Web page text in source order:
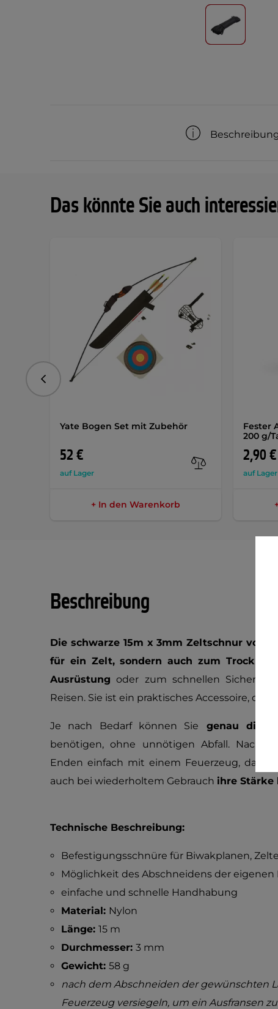
Das könnte Sie auch
Yate Bogen Set mit Zubehör
52 €
auf Lager
+ In den Warenkorb
Fester
200 g/
2,90 €
auf Lager
vorhergehend
Beschreibung
Die schwarze 15m x 3mm Zeltschnur von
für ein Zelt, sondern auch zum
Ausrüstung oder zum schnellen Sichern
Reisen. Sie ist ein praktisches Accessoire, das
Je nach Bedarf können Sie genau die
benötigen, ohne unnötigen Abfall. Nach
Enden einfach mit einem Feuerzeug, damit
auch bei wiederholtem Gebrauch ihre Stärke
Technische Beschreibung:
Befestigungsschnüre für Biwakplanen,
Möglichkeit des Abschneidens der eigenen
einfache und schnelle Handhabung
Material: Nylon
Länge: 15 m
Durchmesser: 3 mm
Gewicht: 58 g
nach dem Abschneiden der gewünschten
Feuerzeug versiegeln, um ein Ausfransen